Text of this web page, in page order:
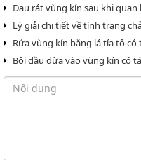
Đau rát vùng kín sau khi
Lý giải chi tiết về tình trạng
Rửa vùng kín bằng lá tía tô
Bôi dầu dừa vào vùng kín có